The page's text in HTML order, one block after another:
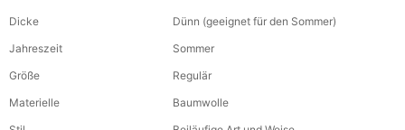
Dicke
Dünn (geeignet für den Sommer)
Jahreszeit
Sommer
Größe
Regulär
Materielle
Baumwolle